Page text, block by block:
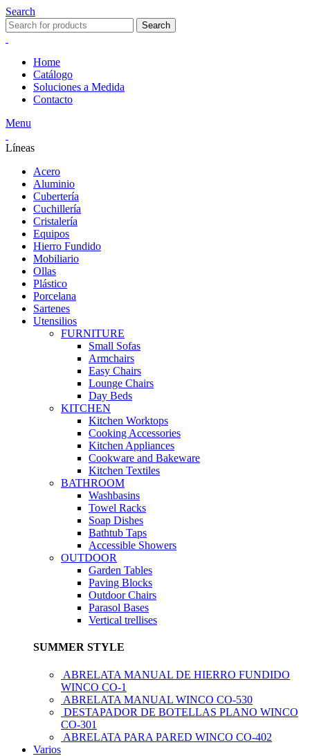
Search
Search
Home
Catálogo
Soluciones a Medida
Contacto
Menu
Líneas
Acero
Aluminio
Cubertería
Cuchillería
Cristalería
Equipos
Hierro Fundido
Mobiliario
Ollas
Plástico
Porcelana
Sartenes
Utensilios
FURNITURE
Small Sofas
Armchairs
Easy Chairs
Lounge Chairs
Day Beds
KITCHEN
Kitchen Worktops
Cooking Accessories
Kitchen Appliances
Cookware and Bakeware
Kitchen Textiles
BATHROOM
Washbasins
Towel Racks
Soap Dishes
Bathtub Taps
Accessible Showers
OUTDOOR
Garden Tables
Paving Blocks
Outdoor Chairs
Parasol Bases
Vertical trellises
SUMMER STYLE
ABRELATA MANUAL DE HIERRO FUNDIDO
WINCO CO-1
ABRELATA MANUAL WINCO CO-530
DESTAPADOR DE BOTELLAS PLANO WINCO
CO-301
ABRELATA PARA PARED WINCO CO-402
Varios